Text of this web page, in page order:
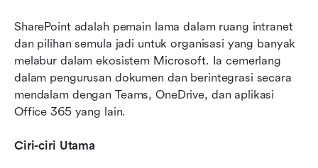
SharePoint adalah pemain lama dalam ruang intranet
dan pilihan semula jadi untuk organisasi yang banyak
melabur dalam ekosistem Microsoft. Ia cemerlang
dalam pengurusan dokumen dan berintegrasi secara
mendalam dengan Teams, OneDrive, dan aplikasi
Office 365 yang lain.
Ciri-ciri Utama